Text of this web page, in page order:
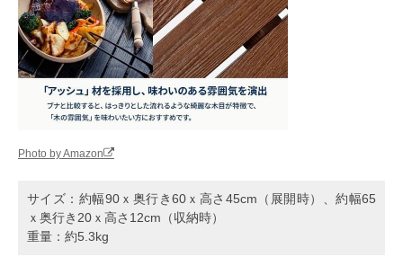
Photo by Amazon
サイズ：約幅90ｘ奥行き60ｘ高さ45cm（展開時）、約幅65
ｘ奥行き20ｘ高さ12cm（収納時）
重量：約5.3kg